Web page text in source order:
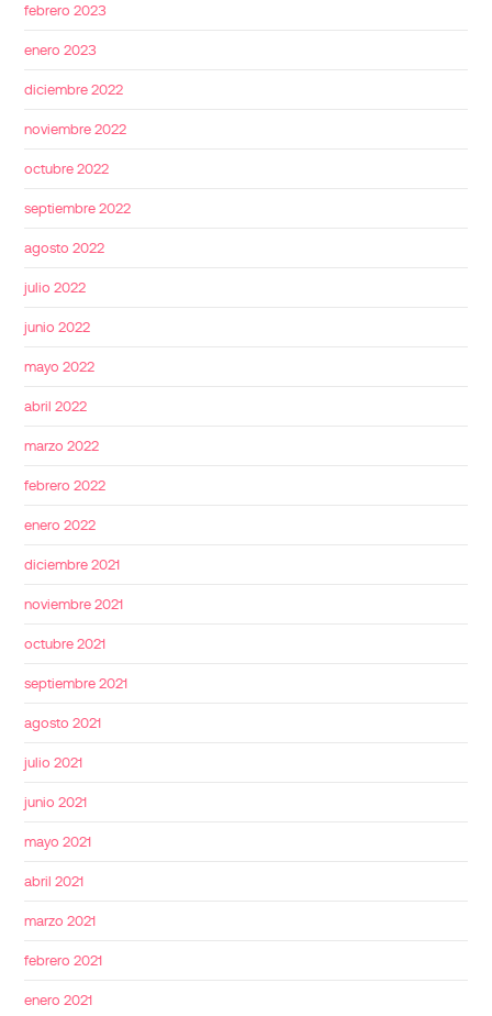
febrero 2023
enero 2023
diciembre 2022
noviembre 2022
octubre 2022
septiembre 2022
agosto 2022
julio 2022
junio 2022
mayo 2022
abril 2022
marzo 2022
febrero 2022
enero 2022
diciembre 2021
noviembre 2021
octubre 2021
septiembre 2021
agosto 2021
julio 2021
junio 2021
mayo 2021
abril 2021
marzo 2021
febrero 2021
enero 2021